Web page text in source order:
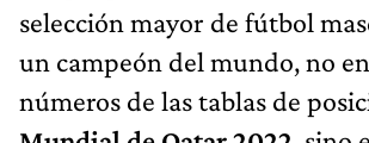
selección mayor de fútbol
un campeón del mundo, no
números de las tablas de